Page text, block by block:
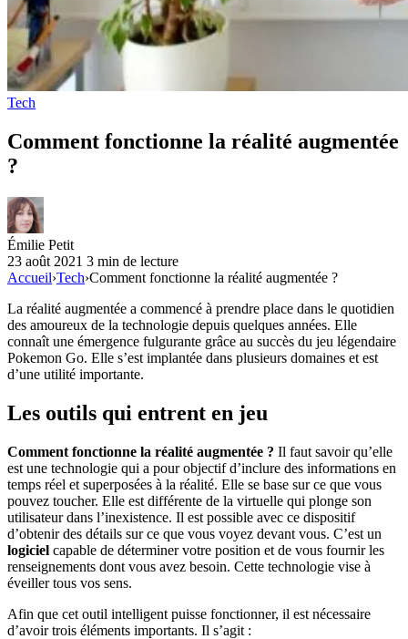
Tech
Comment fonctionne la réalité augmentée
?
Émilie Petit
23 août 2021 3 min de lecture
Accueil›Tech›Comment fonctionne la réalité augmentée ?
La réalité augmentée a commencé à prendre place dans le quotidien
des amoureux de la technologie depuis quelques années. Elle
connaît une émergence fulgurante grâce au succès du jeu légendaire
Pokemon Go. Elle s’est implantée dans plusieurs domaines et est
d’une utilité importante.
Les outils qui entrent en jeu
Comment fonctionne la réalité augmentée ? Il faut savoir qu’elle
est une technologie qui a pour objectif d’inclure des informations en
temps réel et superposées à la réalité. Elle se base sur ce que vous
pouvez toucher. Elle est différente de la virtuelle qui plonge son
utilisateur dans l’inexistence. Il est possible avec ce dispositif
d’obtenir des détails sur ce que vous voyez devant vous. C’est un
logiciel capable de déterminer votre position et de vous fournir les
renseignements dont vous avez besoin. Cette technologie vise à
éveiller tous vos sens.
Afin que cet outil intelligent puisse fonctionner, il est nécessaire
d’avoir trois éléments importants. Il s’agit :